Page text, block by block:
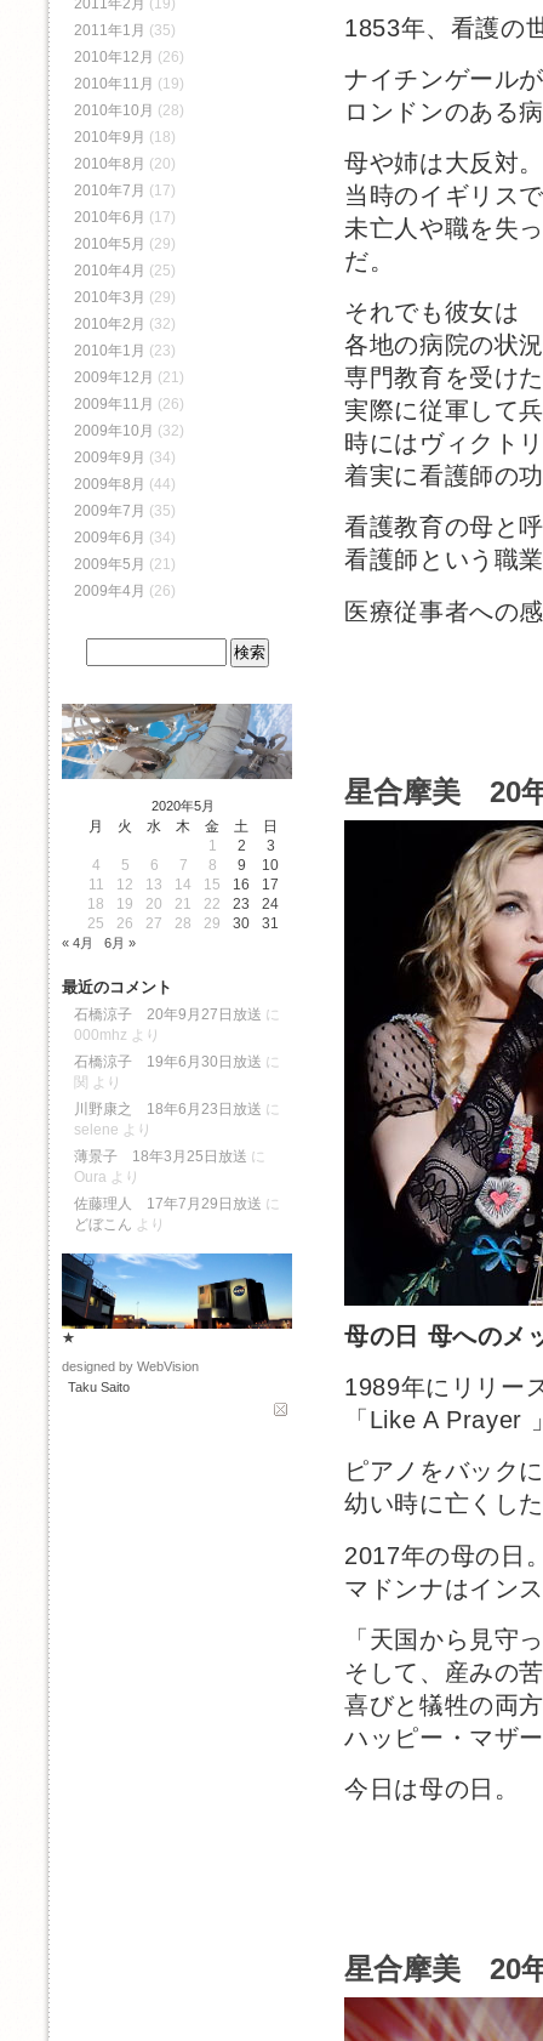
1853年、看護の
ナイチンゲール
ロンドンのある
母や姉は大反対
当時のイギリス
未亡人や職を失
だ。
それでも彼女は
各地の病院の状
専門教育を受け
実際に従軍して
時にはヴィクト
着実に看護師の
看護教育の母と
看護師という職
医療従事者への
星合摩美 20
母の日 母へのメ
1989年にリリー
「Like A Prayer
ピアノをバック
幼い時に亡くし
2017年の母の
マドンナはイン
「天国から見守
そして、産みの
喜びと犠牲の両
ハッピー・マザ
今日は母の日。
星合摩美 20
2011年2月 (19)
2011年1月 (35)
2010年12月 (26)
2010年11月 (19)
2010年10月 (28)
2010年9月 (18)
2010年8月 (20)
2010年7月 (17)
2010年6月 (17)
2010年5月 (29)
2010年4月 (25)
2010年3月 (29)
2010年2月 (32)
2010年1月 (23)
2009年12月 (21)
2009年11月 (26)
2009年10月 (32)
2009年9月 (34)
2009年8月 (44)
2009年7月 (35)
2009年6月 (34)
2009年5月 (21)
2009年4月 (26)
2020年5月
月 火 水 木 金 土
日
1
2
3
4
5 6 7 8 9
10
11
12 13 14 15 16
17
18
19 20 21 22 23
24
25
26 27 28 29 30 31
« 4月 6月 »
最近のコメント
石橋涼子 20年9月27日放送 に
000mhz より
石橋涼子 19年6月30日放送 に
関 より
川野康之 18年6月23日放送 に
selene より
薄景子 18年3月25日放送 に
Oura より
佐藤理人 17年7月29日放送 に
どぼこん より
★
designed by WebVision
Taku Saito